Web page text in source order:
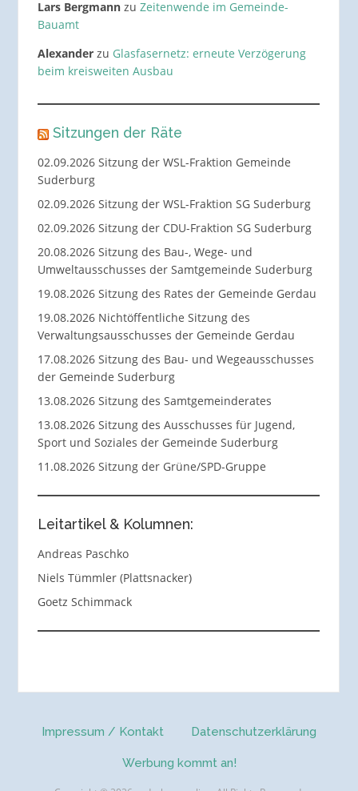
Lars Bergmannzu Zeitenwende im Gemeinde-
Bauamt
Alexanderzu Glasfasernetz: erneute Verzögerung
beim kreisweiten Ausbau
Sitzungen der Räte
02.09.2026 Sitzung der WSL-Fraktion Gemeinde
Suderburg
02.09.2026 Sitzung der WSL-Fraktion SG Suderburg
02.09.2026 Sitzung der CDU-Fraktion SG Suderburg
20.08.2026 Sitzung des Bau-, Wege- und
Umweltausschusses der Samtgemeinde Suderburg
19.08.2026 Sitzung des Rates der Gemeinde Gerdau
19.08.2026 Nichtöffentliche Sitzung des
Verwaltungsausschusses der Gemeinde Gerdau
17.08.2026 Sitzung des Bau- und Wegeausschusses
der Gemeinde Suderburg
13.08.2026 Sitzung des Samtgemeinderates
13.08.2026 Sitzung des Ausschusses für Jugend,
Sport und Soziales der Gemeinde Suderburg
11.08.2026 Sitzung der Grüne/SPD-Gruppe
Leitartikel & Kolumnen:
Andreas Paschko
Niels Tümmler (Plattsnacker)
Goetz Schimmack
Impressum / Kontakt Datenschutzerklärung
Werbung kommt an!